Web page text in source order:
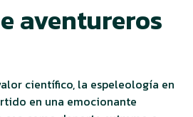
aventureros
científico, la espeleología en
en una emocionante